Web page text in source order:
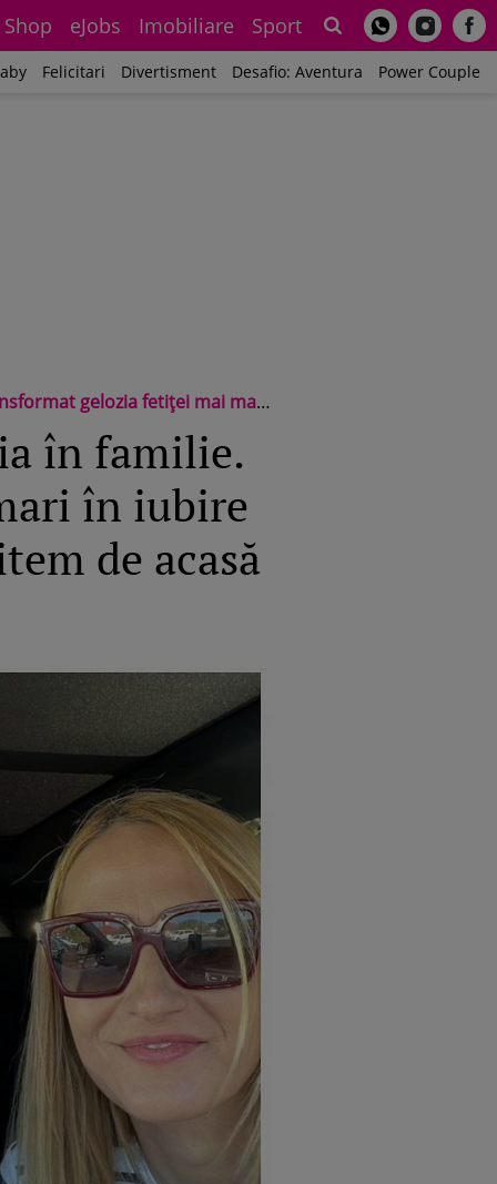
Shop eJobs Imobiliare Sport
Felicitari Divertisment Desafio: Aventura Power Couple
că o trimitem de acasă doar ca să stăm noi cu cea mică!”
în familie.
în iubire
de acasă